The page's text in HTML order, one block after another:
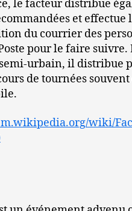
le facteur distribue
et effectue
du courrier des
pour le faire
urbain, il distribue
de tournées
wiki/